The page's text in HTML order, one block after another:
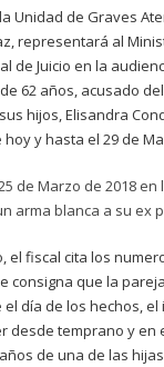
Unidad de Graves
representará al
de Juicio en la
62 años, acusado
hijos, Elisandra
y hasta el 29 de
de Marzo de 2018 en
arma blanca a su ex
el fiscal cita los
consigna que la
el día de los hechos,
desde temprano y en
de una de las